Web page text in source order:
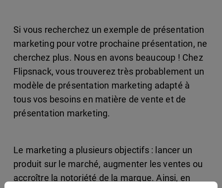
Si vous recherchez un exemple de présentation
marketing pour votre prochaine présentation, ne
cherchez plus. Nous en avons beaucoup ! Chez
Flipsnack, vous trouverez très probablement un
modèle de présentation marketing adapté à
tous vos besoins en matière de vente et de
présentation marketing.
Le marketing a plusieurs objectifs : lancer un
produit sur le marché, augmenter les ventes ou
accroître la notoriété de la marque. Ainsi, en